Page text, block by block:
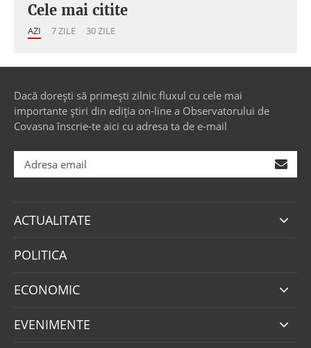
Cele mai citite
AZI 7 ZILE 30 ZILE
Dacă dorești să primești zilnic fluxul cu cele mai
importante știri din ediția on-line a Observatorului de
Covasna înscrie-te aici cu adresa ta de e-mail
ACTUALITATE
POLITICA
ECONOMIC
EVENIMENTE